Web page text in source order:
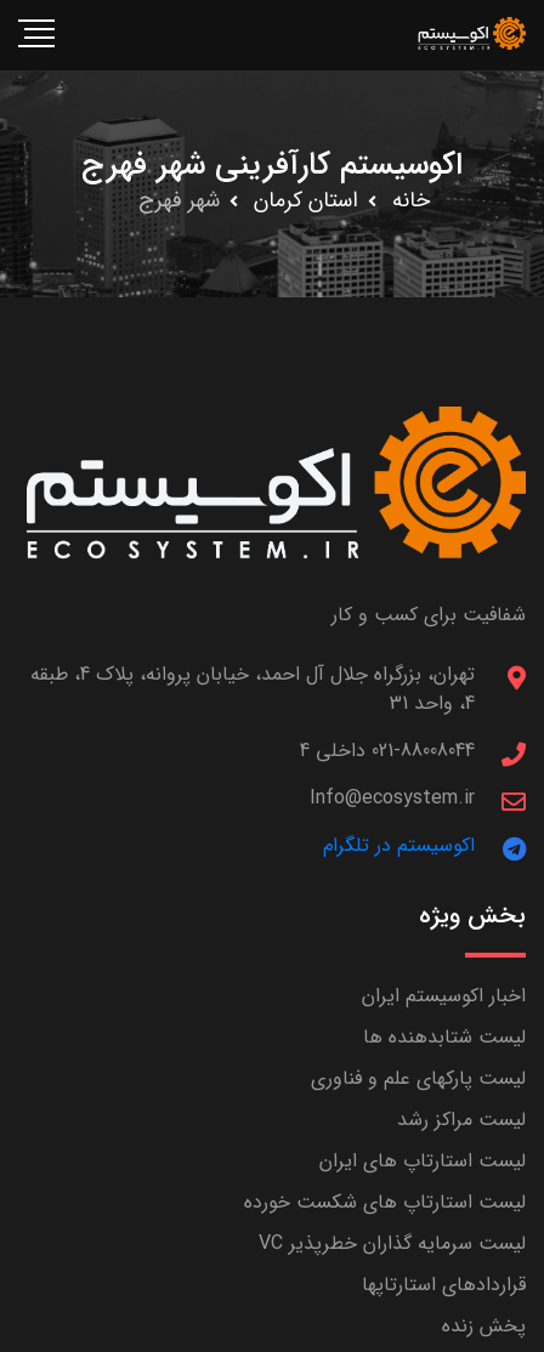
اکوسیستم کارآفرینی شهر فهرج
خانه استان کرمان شهر فهرج
شفافیت برای کسب و کار
تهران، بزرگراه جلال آل احمد، خیابان پروانه، پلاک 4، طبقه
4، واحد 31
021-88008044 داخلی 4
Info@ecosystem.ir
اکوسیستم در تلگرام
بخش ویژه
اخبار اکوسیستم ایران
لیست شتابدهنده ها
لیست پارکهای علم و فناوری
لیست مراکز رشد
لیست استارتاپ های ایران
لیست استارتاپ های شکست خورده
لیست سرمایه گذاران خطرپذیر VC
قراردادهای استارتاپها
پخش زنده